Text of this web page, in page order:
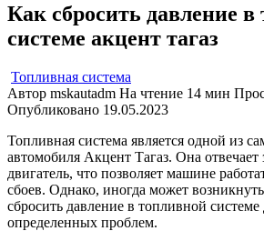
Как сбросить давление в
системе акцент тагаз
Топливная система
Автор mskautadm На чтение 14 мин
Опубликовано 19.05.2023
Топливная система является одной из
автомобиля Акцент Тагаз. Она отвечает
двигатель, что позволяет машине
сбоев. Однако, иногда может
сбросить давление в топливной
определенных проблем.